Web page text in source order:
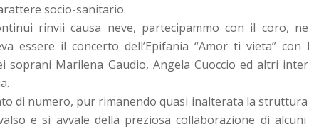
socio-sanitario.
rinvii causa neve, partecipammo con il coro,
essere il concerto dell’Epifania “Amor ti vieta” con
soprani Marilena Gaudio, Angela Cuoccio ed altri
di numero, pur rimanendo quasi inalterata la struttura
e si avvale della preziosa collaborazione di